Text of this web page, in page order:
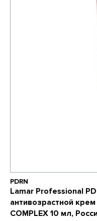
PDRN
Lamar Professional
антивозрастной крем
COMPLEX 10 мл,